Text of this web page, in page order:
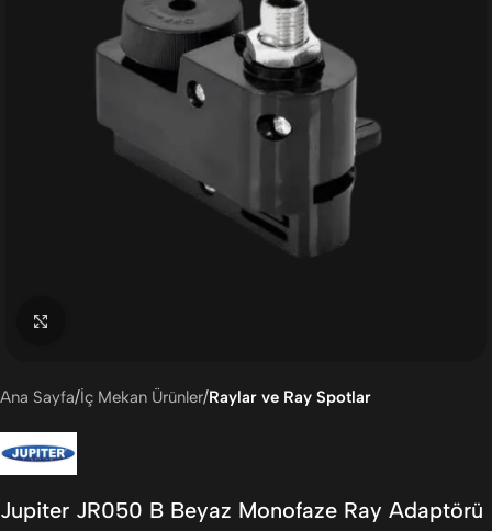
Ana Sayfa İç Mekan Ürünler Raylar ve Ray Spotlar
Jupiter JR050 B Beyaz Monofaze Ray Adaptörü